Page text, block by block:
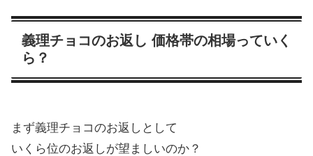
義理チョコのお返し 価格帯の相場っていく
ら？
まず義理チョコのお返しとして
いくら位のお返しが望ましいのか？